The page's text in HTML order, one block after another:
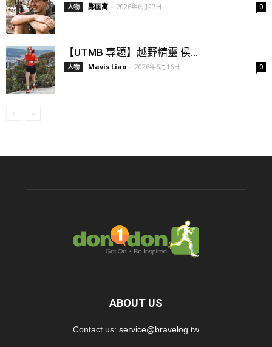
人物 鄭匡寓 - 2026年6月27日 0
【UTMB 專題】越野精靈 侯...
人物 Mavis Liao - 2026年6月16日 0
ABOUT US
Contact us: service@bravelog.tw